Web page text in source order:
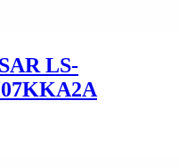
LS-